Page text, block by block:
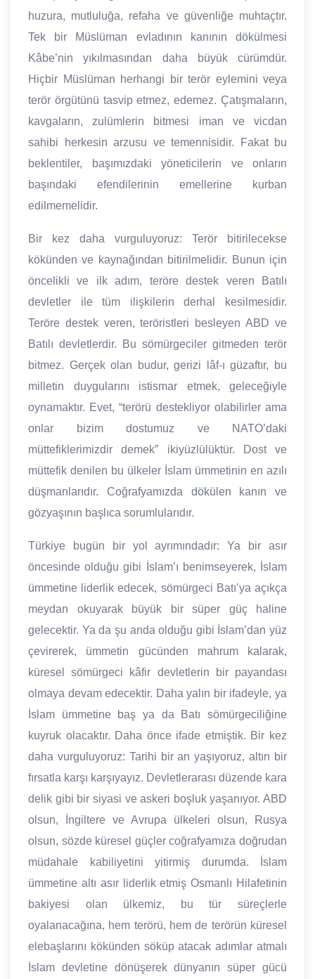
huzura, mutluluğa, refaha ve güvenliğe muhtaçtır.
Tek bir Müslüman evladının kanının dökülmesi
Kâbe’nin yıkılmasından daha büyük cürümdür.
Hiçbir Müslüman herhangi bir terör eylemini veya
terör örgütünü tasvip etmez, edemez. Çatışmaların,
kavgaların, zulümlerin bitmesi iman ve vicdan
sahibi herkesin arzusu ve temennisidir. Fakat bu
beklentiler, başımızdaki yöneticilerin ve onların
başındaki efendilerinin emellerine kurban
edilmemelidir.
Bir kez daha vurguluyoruz: Terör bitirilecekse
kökünden ve kaynağından bitirilmelidir. Bunun için
öncelikli ve ilk adım, teröre destek veren Batılı
devletler ile tüm ilişkilerin derhal kesilmesidir.
Teröre destek veren, teröristleri besleyen ABD ve
Batılı devletlerdir. Bu sömürgeciler gitmeden terör
bitmez. Gerçek olan budur, gerizi lâf-ı güzaftır, bu
milletin duygularını istismar etmek, geleceğiyle
oynamaktır. Evet, “terörü destekliyor olabilirler ama
onlar bizim dostumuz ve NATO’daki
müttefiklerimizdir demek” ikiyüzlülüktür. Dost ve
müttefik denilen bu ülkeler İslam ümmetinin en azılı
düşmanlarıdır. Coğrafyamızda dökülen kanın ve
gözyaşının başlıca sorumlularıdır.
Türkiye bugün bir yol ayrımındadır: Ya bir asır
öncesinde olduğu gibi İslam’ı benimseyerek, İslam
ümmetine liderlik edecek, sömürgeci Batı’ya açıkça
meydan okuyarak büyük bir süper güç haline
gelecektir. Ya da şu anda olduğu gibi İslam’dan yüz
çevirerek, ümmetin gücünden mahrum kalarak,
küresel sömürgeci kâfir devletlerin bir payandası
olmaya devam edecektir. Daha yalın bir ifadeyle, ya
İslam ümmetine baş ya da Batı sömürgeciliğine
kuyruk olacaktır. Daha önce ifade etmiştik. Bir kez
daha vurguluyoruz: Tarihi bir an yaşıyoruz, altın bir
fırsatla karşı karşıyayız. Devletlerarası düzende kara
delik gibi bir siyasi ve askeri boşluk yaşanıyor. ABD
olsun, İngiltere ve Avrupa ülkeleri olsun, Rusya
olsun, sözde küresel güçler coğrafyamıza doğrudan
müdahale kabiliyetini yitirmiş durumda. İslam
ümmetine altı asır liderlik etmiş Osmanlı Hilafetinin
bakiyesi olan ülkemiz, bu tür süreçlerle
oyalanacağına, hem terörü, hem de terörün küresel
elebaşlarını kökünden söküp atacak adımlar atmalı
İslam devletine dönüşerek dünyanın süper gücü